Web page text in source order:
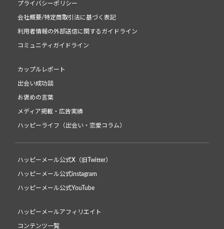
プライバシーポリシー
会社概要/特定商取引法に基づく表記
利用者情報の外部送信に関するガイドライン
コミュニティガイドライン
カップルレポート
出会い成功談
お褒めの言葉
メディア掲載・広告実績
ハッピーライフ（出会い・恋愛コラム）
ハッピーメール公式X（旧Twitter）
ハッピーメール公式instagram
ハッピーメール公式YouTube
ハッピーメールアフィリエイト
コンテンツ一覧